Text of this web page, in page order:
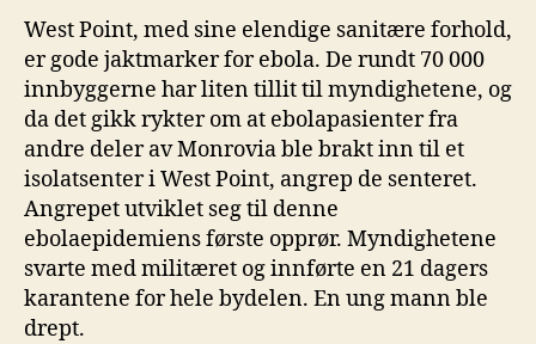
West Point, med sine elendige sanitære forhold,
er gode jaktmarker for ebola. De rundt 70 000
innbyggerne har liten tillit til myndighetene, og
da det gikk rykter om at ebolapasienter fra
andre deler av Monrovia ble brakt inn til et
isolatsenter i West Point, angrep de senteret.
Angrepet utviklet seg til denne
ebolaepidemiens første opprør. Myndighetene
svarte med militæret og innførte en 21 dagers
karantene for hele bydelen. En ung mann ble
drept.